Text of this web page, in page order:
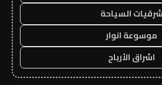
شرقيات السياحة
موسوعة انوار
اشراق الأرباح